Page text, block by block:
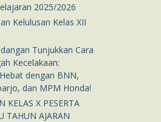
2025/2026
Kelulusan Kelas XII
Tunjukkan Cara
Kecelakaan:
dengan BNN,
dan MPM Honda!
KELAS X PESERTA
TAHUN AJARAN